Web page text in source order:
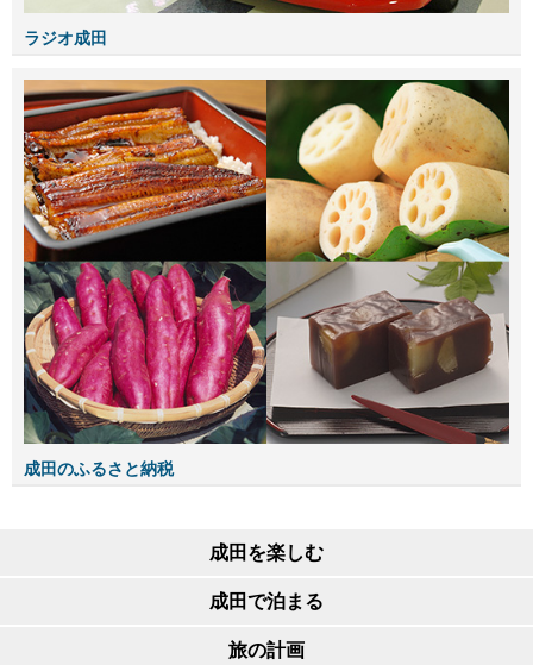
ラジオ成田
成田のふるさと納税
成田を楽しむ
成田で泊まる
旅の計画